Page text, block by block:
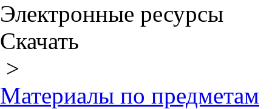
Электронные ресурсы
Скачать
>
Материалы по предметам